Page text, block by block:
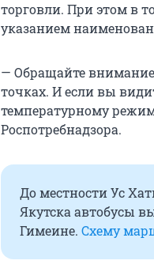
торговли. При этом в
указанием
— Обращайте
точках. И если вы
температурному
Роспотребнадзора.
До местности Ус
Якутска автобусы
Гимеине. Схему